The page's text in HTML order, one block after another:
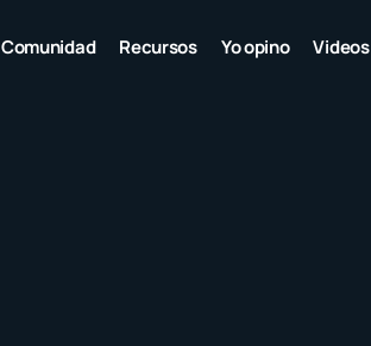
Comunidad Recursos Yo opino Videos